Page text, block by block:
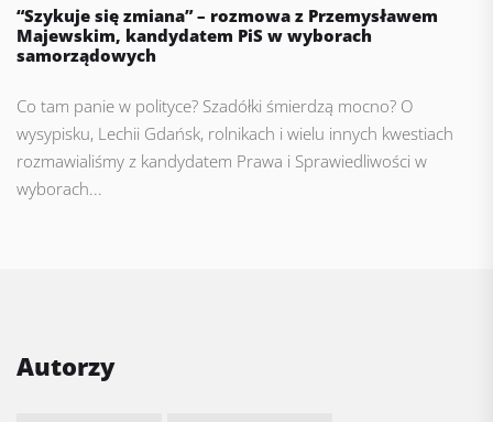
“Szykuje się zmiana” – rozmowa z Przemysławem
Majewskim, kandydatem PiS w wyborach
samorządowych
Co tam panie w polityce? Szadółki śmierdzą mocno? O
wysypisku, Lechii Gdańsk, rolnikach i wielu innych kwestiach
rozmawialiśmy z kandydatem Prawa i Sprawiedliwości w
wyborach...
Autorzy